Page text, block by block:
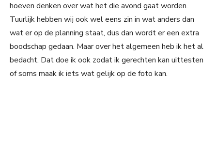
hoeven denken over wat het die avond gaat worden.
Tuurlijk hebben wij ook wel eens zin in wat anders dan
wat er op de planning staat, dus dan wordt er een extra
boodschap gedaan. Maar over het algemeen heb ik het al
bedacht. Dat doe ik ook zodat ik gerechten kan uittesten
of soms maak ik iets wat gelijk op de foto kan.